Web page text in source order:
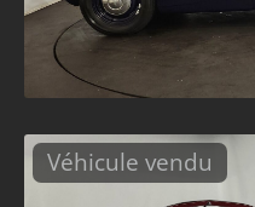
Véhicule vendu